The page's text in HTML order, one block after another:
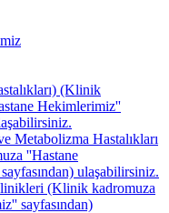
(Klinik
Hekimlerimiz''
Metabolizma Hastalıkları
''Hastane
ulaşabilirsiniz.
(Klinik kadromuza
sayfasından)